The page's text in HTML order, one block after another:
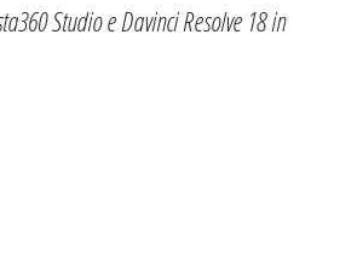
Studio e Davinci Resolve 18 in